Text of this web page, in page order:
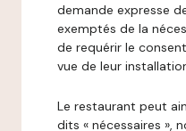
demande expresse
exemptés de la
de requérir le
vue de leur
Le restaurant peut
dits « nécessaires »,